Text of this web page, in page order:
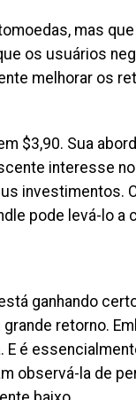
mas
os usuários
melhorar os
$3,90. Sua
interesse
investimentos.
pode levá-lo
ganhando
retorno.
é
observá-la de